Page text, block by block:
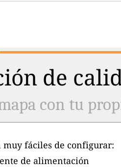
de
con tu
muy fáciles de configurar:
de alimentación